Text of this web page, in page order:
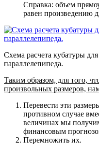
Справка: объем
равен произведению
Схема расчета кубатуры
параллелепипеда.
Таким образом, для того,
произвольных размеров,
Перевести эти
противном случае
величинах мы
финансовым
Перемножить их.